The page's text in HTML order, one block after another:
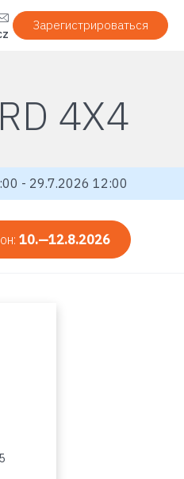
Зарегистрироваться
4X4
- 29.7.2026 12:00
10.—12.8.2026